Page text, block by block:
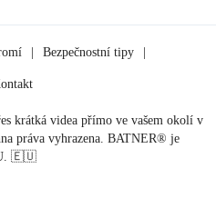
Bezpečnostní tipy
krátká videa přímo ve vašem okolí v
práva vyhrazena. BATNER® je
🇪🇺